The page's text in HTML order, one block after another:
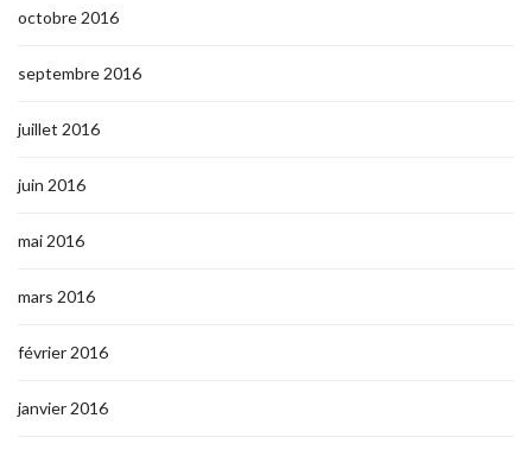
octobre 2016
septembre 2016
juillet 2016
juin 2016
mai 2016
mars 2016
février 2016
janvier 2016